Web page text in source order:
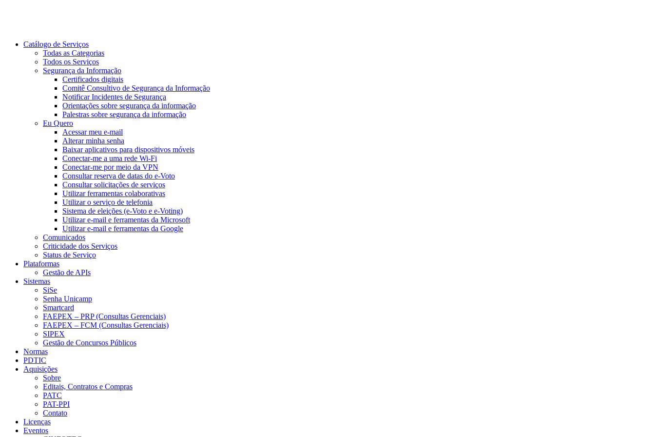
Catálogo de Serviços
Todas as Categorias
Todos os Serviços
Segurança da Informação
Certificados digitais
Comitê Consultivo de Segurança da Informação
Notificar Incidentes de Segurança
Orientações sobre segurança da informação
Palestras sobre segurança da informação
Eu Quero
Acessar meu e-mail
Alterar minha senha
Baixar aplicativos para dispositivos móveis
Conectar-me a uma rede Wi-Fi
Conectar-me por meio da VPN
Consultar reserva de datas do e-Voto
Consultar solicitações de serviços
Utilizar ferramentas colaborativas
Utilizar o serviço de telefonia
Sistema de eleições (e-Voto e e-Voting)
Utilizar e-mail e ferramentas da Microsoft
Utilizar e-mail e ferramentas da Google
Comunicados
Criticidade dos Serviços
Status de Serviço
Plataformas
Gestão de APIs
Sistemas
SiSe
Senha Unicamp
Smartcard
FAEPEX – PRP (Consultas Gerenciais)
FAEPEX – FCM (Consultas Gerenciais)
SIPEX
Gestão de Concursos Públicos
Normas
PDTIC
Aquisições
Sobre
Editais, Contratos e Compras
PATC
PAT-PPI
Contato
Licenças
Eventos